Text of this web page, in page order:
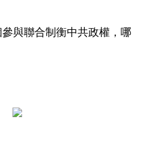
與聯合制衡中共政權，哪